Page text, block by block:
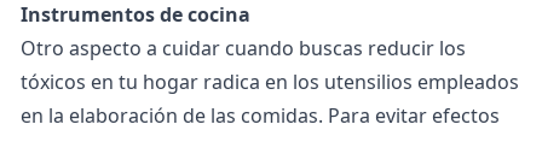
Instrumentos de cocina
Otro aspecto a cuidar cuando buscas reducir los
tóxicos en tu hogar radica en los utensilios empleados
en la elaboración de las comidas. Para evitar efectos